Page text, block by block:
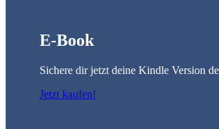
E-Book
Sichere dir jetzt deine Kindle Version
Jetzt kaufen!